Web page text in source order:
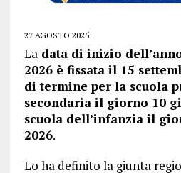
27 AGOSTO 2025
Ladata di inizio
2026 è fissata il 15
di termine per la scuola
secondaria il giorno 10
scuola dell’infanzia il
2026.
Lo ha definito la giunta